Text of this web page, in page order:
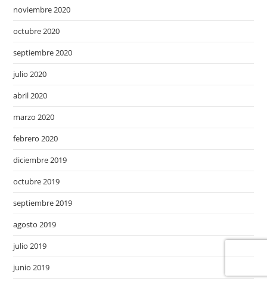
noviembre 2020
octubre 2020
septiembre 2020
julio 2020
abril 2020
marzo 2020
febrero 2020
diciembre 2019
octubre 2019
septiembre 2019
agosto 2019
julio 2019
junio 2019